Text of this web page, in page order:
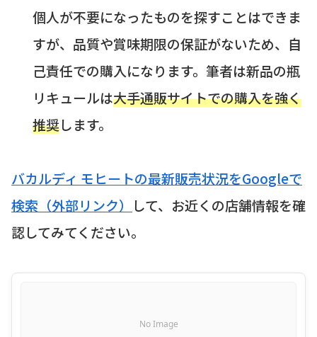
個人が不要になったものを探すことはできま
すが、品質や賞味期限の保証がないため、自
己責任での購入になります。筆者は新品の瓶
リキュールは大手通販サイトでの購入を強く
推奨します。
バカルディ モヒートの最新販売状況をGoogleで
検索（外部リンク）
して、お近くの店舗情報を確
認してみてください。
No Image